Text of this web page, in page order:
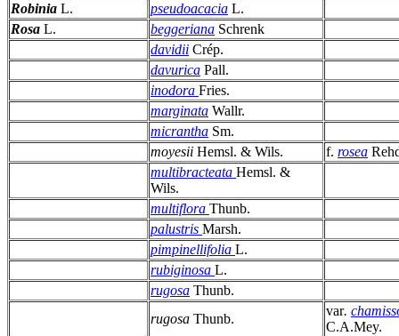
Robinia L. pseudoacacia L.
Rosa L. beggeriana Schrenk
davidii Crép.
davurica Pall.
inodora Fries.
marginata Wallr.
micrantha Sm.
moyesii Hemsl. & Wils. f. rosea
multibracteata Hemsl. &
Wils.
multiflora Thunb.
palustris Marsh.
pimpinellifolia L.
rubiginosa L.
rugosa Thunb.
rugosa Thunb.
var.
C.A.Mey.